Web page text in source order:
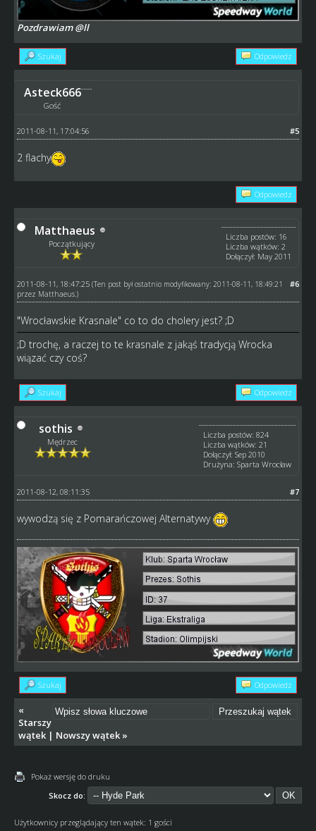
Pozdrawiam @ll
Szukaj Odpowiedz
Asteck666
Gość
#5
2011-08-11, 17:04:56
2 flachy
Odpowiedz
Matthaeus
Początkujący
Liczba postów: 16
Liczba wątków: 2
Dołączył: May 2011
#6
2011-08-11, 18:47:25 (Ten post był ostatnio modyfikowany: 2011-08-11, 18:49:21
przez Matthaeus.)
"Wrocławskie Krasnale" co to do cholery jest? ;D
;D trochę, a raczej to te krasnale z jakąś tradycją Wrocka
wiązać czy coś?
Szukaj Odpowiedz
sothis
Mędrzec
Liczba postów: 824
Liczba wątków: 21
Dołączył: Sep 2010
Drużyna: Sparta Wrocław
#7
2011-08-12, 08:11:35
wywodzą się z Pomarańczowej Alternatywy
Szukaj Odpowiedz
«
Starszy
wątek| Nowszy wątek»
Pokaż wersję do druku
Skocz do:
Użytkownicy przeglądający ten wątek: 1 gości